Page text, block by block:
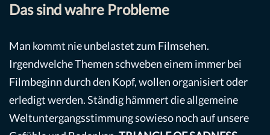
Das sind wahre Probleme
Man kommt nie unbelastet zum Filmsehen.
Irgendwelche Themen schweben einem immer bei
Filmbeginn durch den Kopf, wollen organisiert oder
erledigt werden. Ständig hämmert die allgemeine
Weltuntergangsstimmung sowieso noch auf unsere